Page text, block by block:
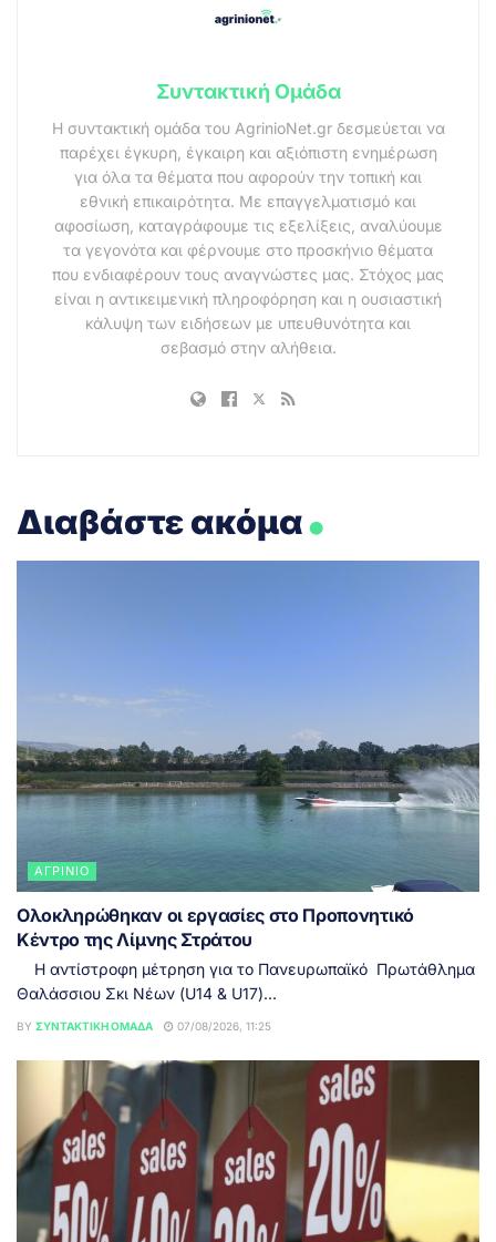
Συντακτική Ομάδα
Η συντακτική ομάδα του AgrinioNet.gr δεσμεύεται να
παρέχει έγκυρη, έγκαιρη και αξιόπιστη ενημέρωση
για όλα τα θέματα που αφορούν την τοπική και
εθνική επικαιρότητα. Με επαγγελματισμό και
αφοσίωση, καταγράφουμε τις εξελίξεις, αναλύουμε
τα γεγονότα και φέρνουμε στο προσκήνιο θέματα
που ενδιαφέρουν τους αναγνώστες μας. Στόχος μας
είναι η αντικειμενική πληροφόρηση και η ουσιαστική
κάλυψη των ειδήσεων με υπευθυνότητα και
σεβασμό στην αλήθεια.
Διαβάστε ακόμα.
ΑΓΡΊΝΙΟ
Ολοκληρώθηκαν οι εργασίες στο Προπονητικό
Κέντρο της Λίμνης Στράτου
Η αντίστροφη μέτρηση για το Πανευρωπαϊκό Πρωτάθλημα
Θαλάσσιου Σκι Νέων (U14 & U17)...
BY ΣΥΝΤΑΚΤΙΚΉ ΟΜΆΔΑ 07/08/2026, 11:25